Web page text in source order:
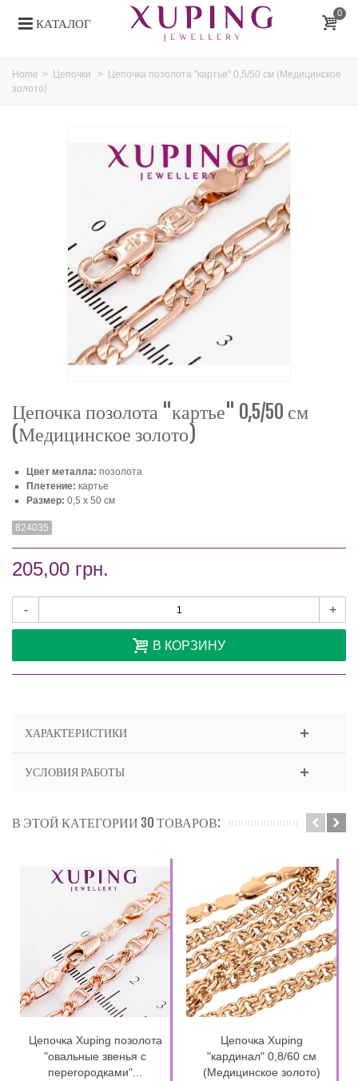
КАТАЛОГ
0
Home > Цепочки > Цепочка позолота "картье" 0,5/50 см (Медицинское
золото)
Цепочка позолота "картье" 0,5/50 см
(Медицинское золото)
Цвет металла: позолота
Плетение: картье
Размер: 0,5 х 50 см
824035
205,00 грн.
- +
В КОРЗИНУ
ХАРАКТЕРИСТИКИ
УСЛОВИЯ РАБОТЫ
В ЭТОЙ КАТЕГОРИИ 30 ТОВАРОВ:
Цепочка Xuping позолота
"овальные звенья с
перегородками"...
Цепочка Xuping
"кардинал" 0,8/60 см
(Медицинское золото)